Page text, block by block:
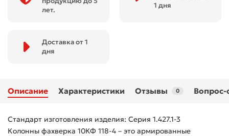
лет.
1 дня
Доставка от 1
дня
Описание Характеристики Отзывы 0 Вопрос-
Стандарт изготовления изделия: Серия 1.427.1-3
Колонны фахверка 10КФ 118-4 – это армированные